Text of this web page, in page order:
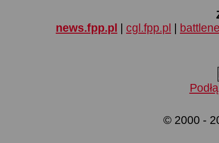
news.fpp.pl | cgl.fpp.pl |
© 2000 -